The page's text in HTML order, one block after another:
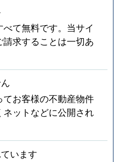
て無料です。当サイ
請求することは一切あ
お客様の不動産物件
ットなどに公開され
います